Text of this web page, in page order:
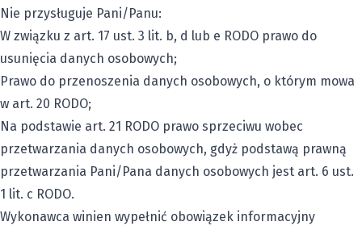
Nie przysługuje Pani/Panu:
W związku z art. 17 ust. 3 lit. b, d lub e RODO prawo do
usunięcia danych osobowych;
Prawo do przenoszenia danych osobowych, o którym mowa
w art. 20 RODO;
Na podstawie art. 21 RODO prawo sprzeciwu wobec
przetwarzania danych osobowych, gdyż podstawą prawną
przetwarzania Pani/Pana danych osobowych jest art. 6 ust.
1 lit. c RODO.
Wykonawca winien wypełnić obowiązek informacyjny